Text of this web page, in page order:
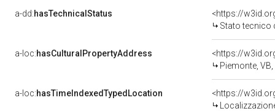
a-dd:hasTechnicalStatus
<https://
Stato tecnico
a-loc:hasCulturalPropertyAddress
<https://
Piemonte,
a-loc:hasTimeIndexedTypedLocation
<https://